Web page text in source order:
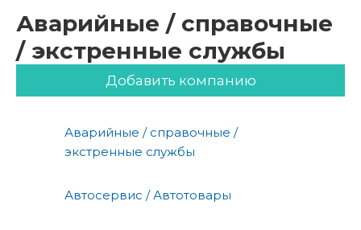
Аварийные / справочные
/ экстренные службы
Добавить компанию
Аварийные / справочные /
экстренные службы
Автосервис / Автотовары